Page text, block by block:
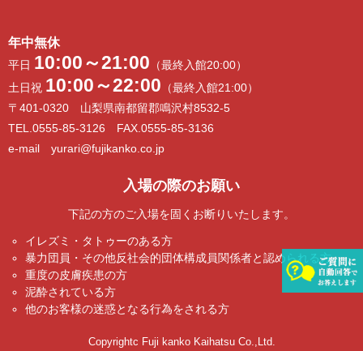
年中無休
平日 10:00～21:00 （最終入館20:00）
土日祝 10:00～22:00 （最終入館21:00）
〒401-0320 山梨県南都留郡鳴沢村8532-5
TEL.0555-85-3126 FAX.0555-85-3136
e-mail yurari@fujikanko.co.jp
入場の際のお願い
下記の方のご入場を固くお断りいたします。
イレズミ・タトゥーのある方
暴力団員・その他反社会的団体構成員関係者と認められる方
重度の皮膚疾患の方
泥酔されている方
他のお客様の迷惑となる行為をされる方
Copyrightc Fuji kanko Kaihatsu Co.,Ltd.